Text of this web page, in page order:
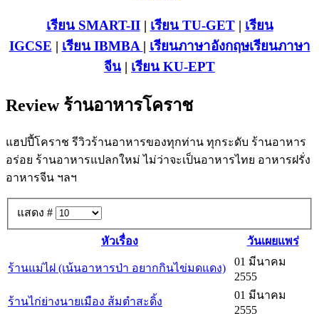
เรียน SMART-II| เรียน TU-GET| เรียน
IGCSE | เรียน IBMBA | เรียนภาษาอังกฤษเรียนภาษา
จีน | เรียน KU-EPT
Review ร้านอาหารโคราช
แฮปปี้โคราช รีวิวร้านอาหารของทุกท่าน ทุกระดับ ร้านอาหาร
อร่อย ร้านอาหารแปลกใหม่ ไม่ว่าจะเป็นอาหารไทย อาหารฝรั่ง
อาหารจีน ฯลฯ
แสดง #
หัวเรื่อง วันเผยแพร่
ร้านแม่ไฝ (เน้นอาหารป่า อยากกินไข่มดแดง)
01 มีนาคม
2555
ร้านไก่ย่างนายเมือง ส้มตำสะดิ้ง
01 มีนาคม
2555